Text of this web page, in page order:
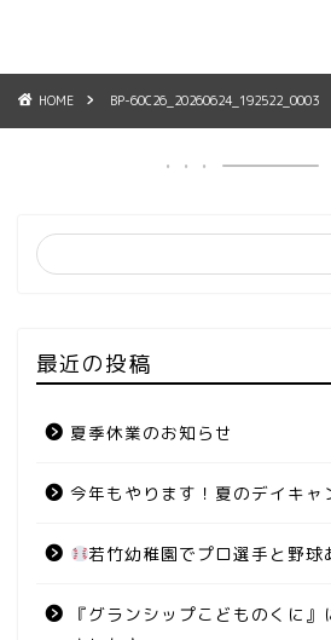
HOME BP-60C26_20260624_192522_0003
最近の投稿
夏季休業のお知らせ
今年もやります！夏のデイキ
若竹幼稚園でプロ選手と野球
『グランシップこどものくに